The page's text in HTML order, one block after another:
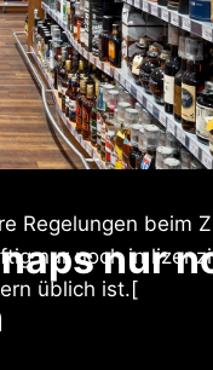
nur
Regelungen beim
nur noch in
üblich ist.[